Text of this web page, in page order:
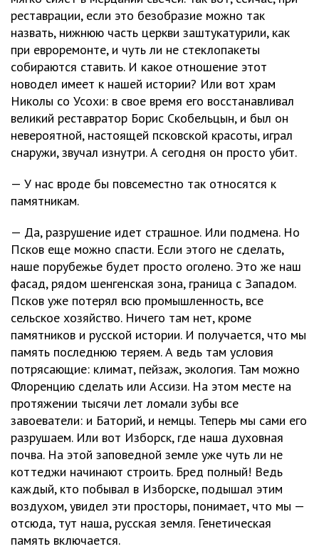
реставрации, если это безобразие можно так
назвать, нижнюю часть церкви заштукатурили, как
при евроремонте, и чуть ли не стеклопакеты
собираются ставить. И какое отношение этот
новодел имеет к нашей истории? Или вот храм
Николы со Усохи: в свое время его восстанавливал
великий реставратор Борис Скобельцын, и был он
невероятной, настоящей псковской красоты, играл
снаружи, звучал изнутри. А сегодня он просто убит.
— У нас вроде бы повсеместно так относятся к
памятникам.
— Да, разрушение идет страшное. Или подмена. Но
Псков еще можно спасти. Если этого не сделать,
наше порубежье будет просто оголено. Это же наш
фасад, рядом шенгенская зона, граница с Западом.
Псков уже потерял всю промышленность, все
сельское хозяйство. Ничего там нет, кроме
памятников и русской истории. И получается, что мы
память последнюю теряем. А ведь там условия
потрясающие: климат, пейзаж, экология. Там можно
Флоренцию сделать или Ассизи. На этом месте на
протяжении тысячи лет ломали зубы все
завоеватели: и Баторий, и немцы. Теперь мы сами его
разрушаем. Или вот Изборск, где наша духовная
почва. На этой заповедной земле уже чуть ли не
коттеджи начинают строить. Бред полный! Ведь
каждый, кто побывал в Изборске, подышал этим
воздухом, увидел эти просторы, понимает, что мы —
отсюда, тут наша, русская земля. Генетическая
память включается.